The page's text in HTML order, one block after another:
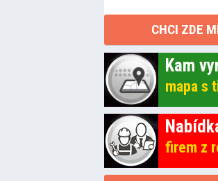
CHCI ZDE
Kam
mapa s
firem z